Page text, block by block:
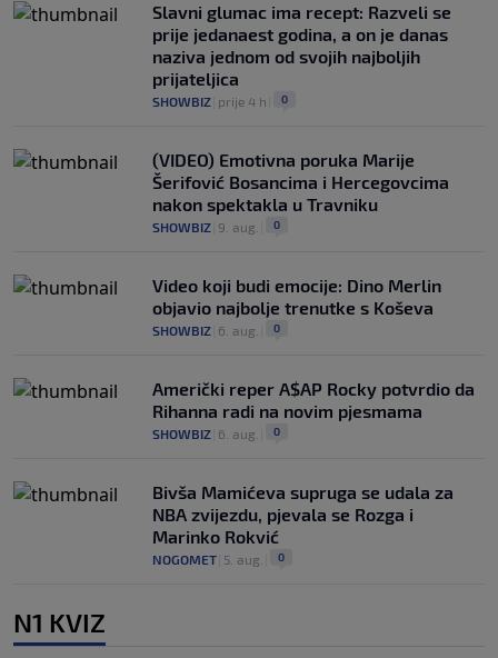
Slavni glumac ima recept: Razveli se
prije jedanaest godina, a on je danas
naziva jednom od svojih najboljih
prijateljica
SHOWBIZ prije 4 h 0
(VIDEO) Emotivna poruka Marije
Šerifović Bosancima i Hercegovcima
nakon spektakla u Travniku
SHOWBIZ 9. aug. 0
Video koji budi emocije: Dino Merlin
objavio najbolje trenutke s Koševa
SHOWBIZ 6. aug. 0
Američki reper A$AP Rocky potvrdio da
Rihanna radi na novim pjesmama
SHOWBIZ 6. aug. 0
Bivša Mamićeva supruga se udala za
NBA zvijezdu, pjevala se Rozga i
Marinko Rokvić
NOGOMET 5. aug. 0
N1 KVIZ